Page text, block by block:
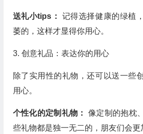
送礼小tips： 记得选择健康的绿植
萎的，这样才显得你用心。
3. 创意礼品：表达你的用心
除了实用性的礼物，还可以送一些
用心。
个性化的定制礼物：像定制的抱枕
些礼物都是独一无二的，朋友们会更